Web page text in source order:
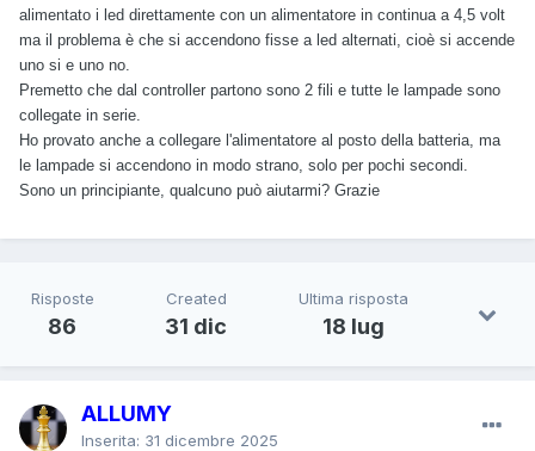
alimentato i led direttamente con un alimentatore in continua a 4,5 volt
ma il problema è che si accendono fisse a led alternati, cioè si accende
uno si e uno no.
Premetto che dal controller partono sono 2 fili e tutte le lampade sono
collegate in serie.
Ho provato anche a collegare l'alimentatore al posto della batteria, ma
le lampade si accendono in modo strano, solo per pochi secondi.
Sono un principiante, qualcuno può aiutarmi? Grazie
Risposte
86
Created
31 dic
Ultima risposta
18 lug
ALLUMY
Inserita: 31 dicembre 2025